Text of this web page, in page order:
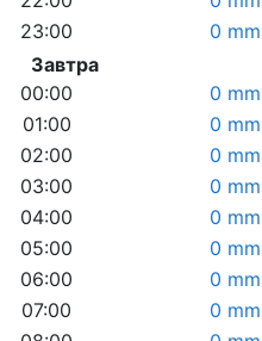
23:00
0 mm
Завтра
00:00
0 mm
01:00
0 mm
02:00
0 mm
03:00
0 mm
04:00
0 mm
05:00
0 mm
06:00
0 mm
07:00
0 mm